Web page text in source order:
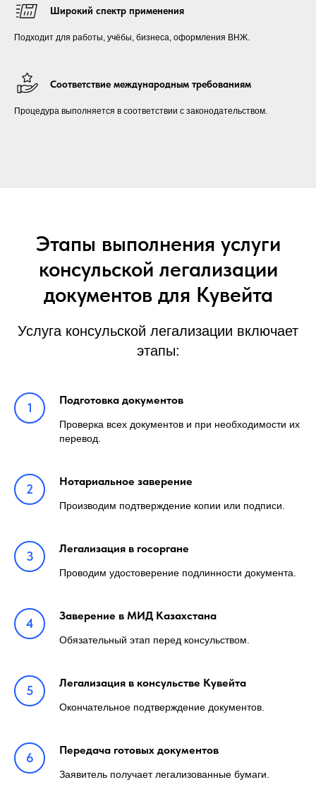
Широкий спектр применения
Подходит для работы, учёбы, бизнеса, оформления ВНЖ.
Соответствие международным требованиям
Процедура выполняется в соответствии с законодательством.
Этапы выполнения услуги
консульской легализации
документов для Кувейта
Услуга консульской легализации включает
этапы:
Подготовка документов
Проверка всех документов и при необходимости их
перевод.
Нотариальное заверение
Производим подтверждение копии или подписи.
Легализация в госоргане
Проводим удостоверение подлинности документа.
Заверение в МИД Казахстана
Обязательный этап перед консульством.
Легализация в консульстве Кувейта
Окончательное подтверждение документов.
Передача готовых документов
Заявитель получает легализованные бумаги.